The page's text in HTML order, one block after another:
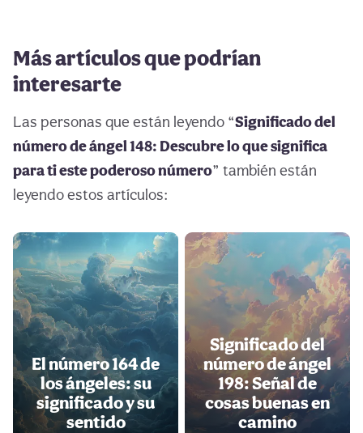
Más artículos que podrían
interesarte
Las personas que están leyendo “Significado del
número de ángel 148: Descubre lo que significa
para ti este poderoso número” también están
leyendo estos artículos:
El número 164 de
los ángeles: su
significado y su
sentido
Significado del
número de ángel
198: Señal de
cosas buenas en
camino